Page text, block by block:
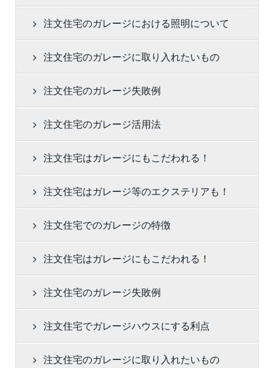
注文住宅のガレージにおける照明について
注文住宅のガレージに取り入れたいもの
注文住宅のガレージ失敗例
注文住宅のガレージ活用法
注文住宅はガレージにもこだわれる！
注文住宅はガレージ等のエクステリアも！
注文住宅でのガレージの特徴
注文住宅はガレージにもこだわれる！
注文住宅のガレージ失敗例
注文住宅でガレージハウスにする利点
注文住宅のガレージに取り入れたいもの